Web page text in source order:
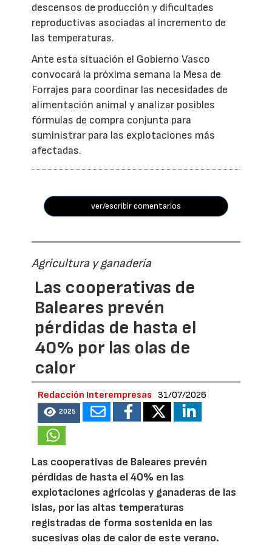
descensos de producción y dificultades
reproductivas asociadas al incremento de
las temperaturas.
Ante esta situación el Gobierno Vasco
convocará la próxima semana la Mesa de
Forrajes para coordinar las necesidades de
alimentación animal y analizar posibles
fórmulas de compra conjunta para
suministrar para las explotaciones más
afectadas.
ver/escribir comentarios
Agricultura y ganadería
Las cooperativas de
Baleares prevén
pérdidas de hasta el
40% por las olas de
calor
Redacción Interempresas 31/07/2026
2025
Las cooperativas de Baleares prevén
pérdidas de hasta el 40% en las
explotaciones agrícolas y ganaderas de las
islas, por las altas temperaturas
registradas de forma sostenida en las
sucesivas olas de calor de este verano.